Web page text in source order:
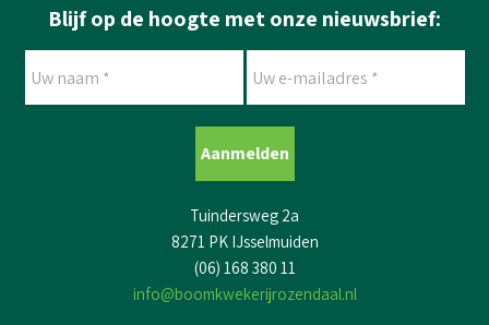
Blijf op de hoogte met onze nieuwsbrief:
*
e-
mailadres
Tuindersweg 2a
8271 PK IJsselmuiden
(06) 168 380 11
info@boomkwekerijrozendaal.nl